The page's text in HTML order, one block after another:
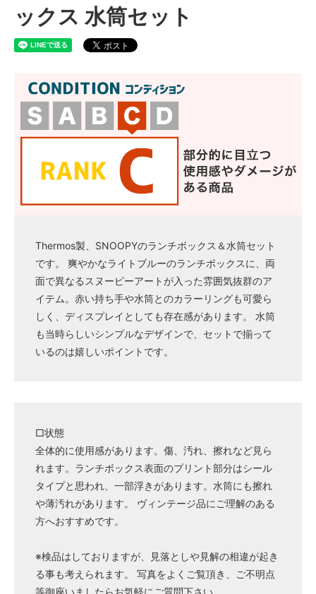
ックス 水筒セット
Thermos製、SNOOPYのランチボックス＆水筒セット
です。 爽やかなライトブルーのランチボックスに、両
面で異なるスヌーピーアートが入った雰囲気抜群のア
イテム。赤い持ち手や水筒とのカラーリングも可愛ら
しく、ディスプレイとしても存在感があります。 水筒
も当時らしいシンプルなデザインで、セットで揃って
いるのは嬉しいポイントです。
□状態
全体的に使用感があります。傷、汚れ、擦れなど見ら
れます。ランチボックス表面のプリント部分はシール
タイプと思われ、一部浮きがあります。水筒にも擦れ
や薄汚れがあります。 ヴィンテージ品にご理解のある
方へおすすめです。
※検品はしておりますが、見落としや見解の相違が起き
る事も考えられます。 写真をよくご覧頂き、ご不明点
等御座いましたらお気軽にご質問下さい。